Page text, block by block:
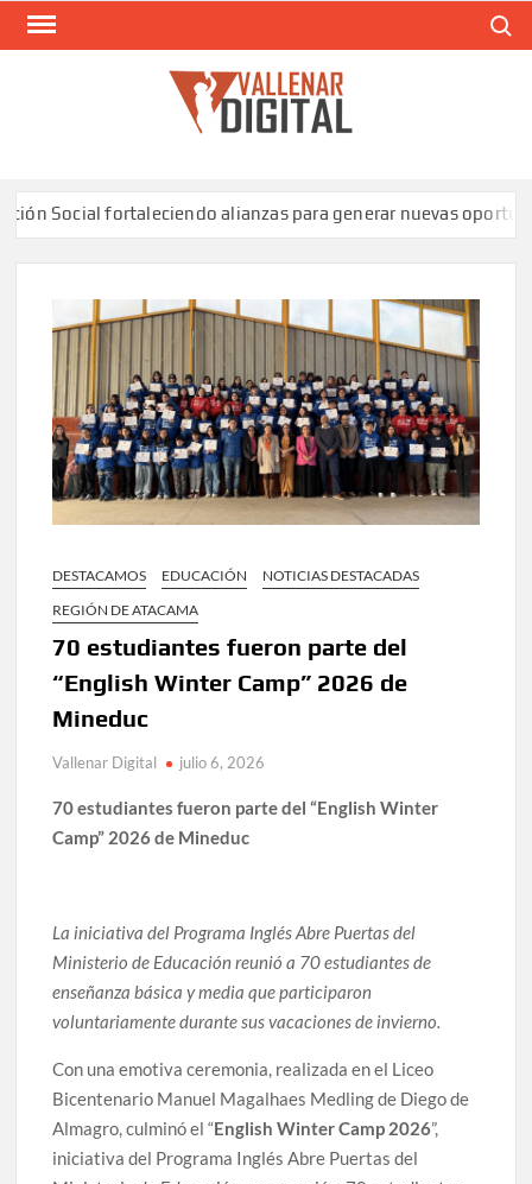
Saltar
Social fortaleciendo alianzas para generar nuevas
DESTACAMOS EDUCACIÓN
NOTICIAS DESTACADAS
REGIÓN DE ATACAMA
70 estudiantes fueron parte del
“English Winter Camp” 2026 de
Mineduc
Vallenar Digital julio 6, 2026
70 estudiantes fueron parte del “English Winter
Camp” 2026 de Mineduc
La iniciativa del Programa Inglés Abre Puertas del
Ministerio de Educación reunió a 70 estudiantes de
enseñanza básica y media que participaron
voluntariamente durante sus vacaciones de invierno.
Con una emotiva ceremonia, realizada en el Liceo
Bicentenario Manuel Magalhaes Medling de Diego de
Almagro, culminó el “English Winter Camp 2026”,
iniciativa del Programa Inglés Abre Puertas del